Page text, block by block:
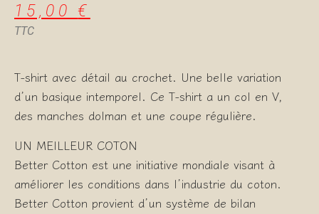
15,00€
TTC
T-shirt avec détail au crochet. Une belle variation
d’un basique intemporel. Ce T-shirt a un col en V,
des manches dolman et une coupe régulière.
UN MEILLEUR COTON
Better Cotton est une initiative mondiale visant à
améliorer les conditions dans l’industrie du coton.
Better Cotton provient d’un système de bilan